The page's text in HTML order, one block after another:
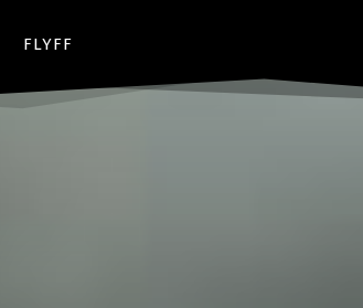
FLYFF